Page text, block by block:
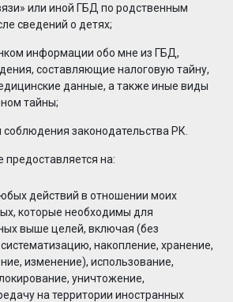
или иной ГБД по родственным
сведений о детях;
информации обо мне из ГБД,
составляющие налоговую тайну,
данные, а также иные виды
тайны;
законодательства РК.
предоставляется на:
действий в отношении моих
которые необходимы для
выше целей, включая (без
накопление, хранение,
изменение), использование,
уничтожение,
на территории иностранных